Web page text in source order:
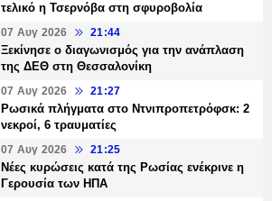
τελικό η Τσερνόβα στη σφυροβολία
07 Αυγ 2026 21:44
Ξεκίνησε ο διαγωνισμός για την ανάπλαση
της ΔΕΘ στη Θεσσαλονίκη
07 Αυγ 2026 21:27
Ρωσικά πλήγματα στο Ντνιπροπετρόφσκ: 2
νεκροί, 6 τραυματίες
07 Αυγ 2026 21:25
Νέες κυρώσεις κατά της Ρωσίας ενέκρινε η
Γερουσία των ΗΠΑ